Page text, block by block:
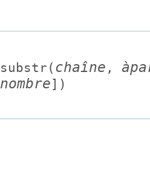
substr( chaîne ,
nombre])